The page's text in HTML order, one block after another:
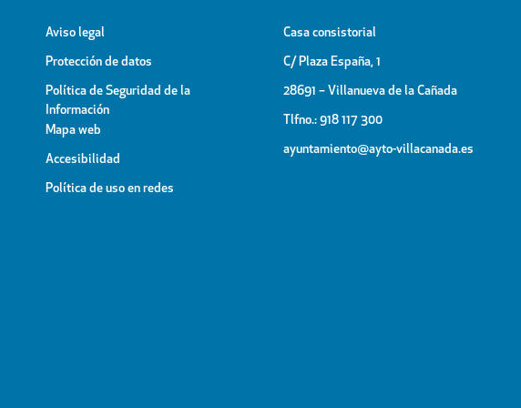
Aviso legal
Protección de datos
Política de Seguridad de la
Información
Mapa web
Accesibilidad
Política de uso en redes
Casa consistorial
C/ Plaza España, 1
28691 – Villanueva de la Cañada
Tlfno.: 918 117 300
ayuntamiento@ayto-villacanada.es